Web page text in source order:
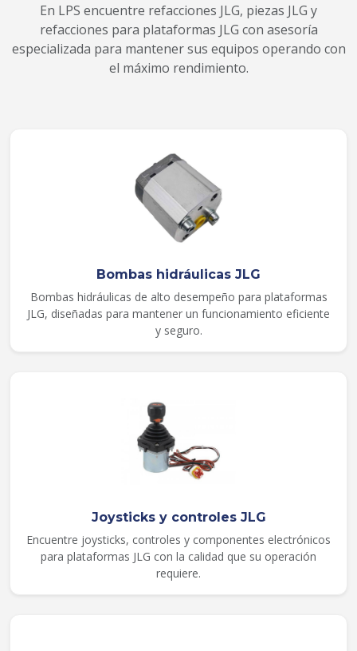
En LPS encuentre refacciones JLG, piezas JLG y
refacciones para plataformas JLG con asesoría
especializada para mantener sus equipos operando con
el máximo rendimiento.
Bombas hidráulicas JLG
Bombas hidráulicas de alto desempeño para plataformas
JLG, diseñadas para mantener un funcionamiento eficiente
y seguro.
Joysticks y controles JLG
Encuentre joysticks, controles y componentes electrónicos
para plataformas JLG con la calidad que su operación
requiere.